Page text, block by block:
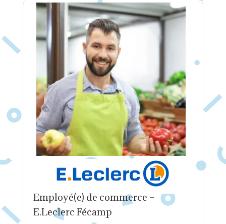
Employé(e) de commerce –
E.Leclerc Fécamp